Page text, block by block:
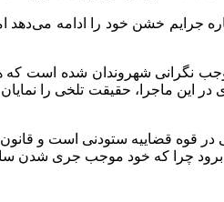
جرایم خشن خود را ادامه می‌دهد
نگرانی شهروندان شده است که
این ماجرا، حقیقت تلخی را
قوه قضاییه ستودنی است و
برود چرا که خود موجب جری شدن